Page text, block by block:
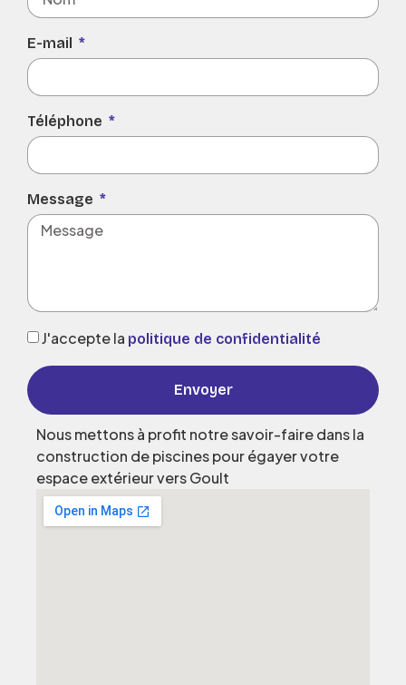
E-mail
Téléphone
Message
J'accepte la politique de confidentialité
Envoyer
Nous mettons à profit notre savoir-faire dans la
construction de piscines pour égayer votre
espace extérieur vers Goult